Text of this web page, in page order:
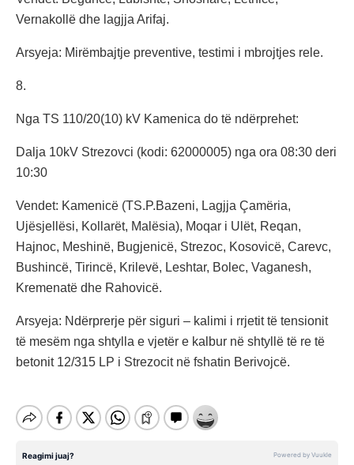
Vernakollë dhe lagjja Arifaj.
Arsyeja: Mirëmbajtje preventive, testimi i mbrojtjes rele.
8.
Nga TS 110/20(10) kV Kamenica do të ndërprehet:
Dalja 10kV Strezovci (kodi: 62000005) nga ora 08:30 deri
10:30
Vendet: Kamenicë (TS.P.Bazeni, Lagjja Çamëria,
Ujësjellësi, Kollarët, Malësia), Moqar i Ulët, Reqan,
Hajnoc, Meshinë, Bugjenicë, Strezoc, Kosovicë, Carevc,
Bushincë, Tirincë, Krilevë, Leshtar, Bolec, Vaganesh,
Kremenatë dhe Rahovicë.
Arsyeja: Ndërprerje për siguri – kalimi i rrjetit të tensionit
të mesëm nga shtylla e vjetër e kalbur në shtyllë të re të
betonit 12/315 LP i Strezocit në fshatin Berivojcë.